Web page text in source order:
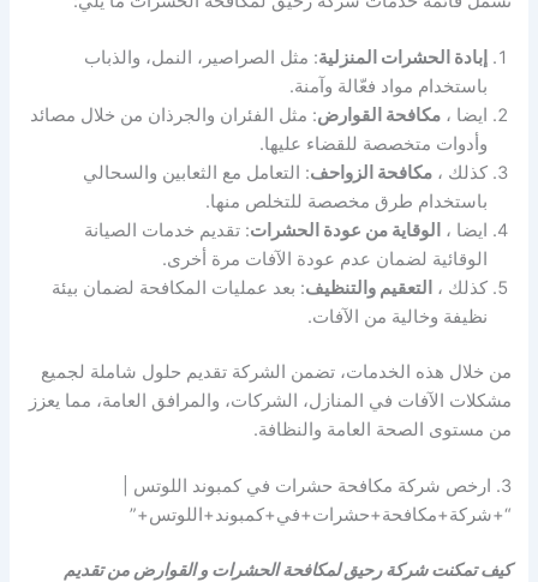
إبادة الحشرات المنزلية: مثل الصراصير، النمل، والذباب
باستخدام مواد فعّالة وآمنة.
ايضا ،مكافحة القوارض: مثل الفئران والجرذان من خلال مصائد
وأدوات متخصصة للقضاء عليها.
كذلك ،مكافحة الزواحف: التعامل مع الثعابين والسحالي
باستخدام طرق مخصصة للتخلص منها.
ايضا ، الوقاية من عودة الحشرات: تقديم خدمات الصيانة
الوقائية لضمان عدم عودة الآفات مرة أخرى.
كذلك ، التعقيم والتنظيف: بعد عمليات المكافحة لضمان بيئة
نظيفة وخالية من الآفات.
من خلال هذه الخدمات، تضمن الشركة تقديم حلول شاملة لجميع
مشكلات الآفات في المنازل، الشركات، والمرافق العامة، مما يعزز
من مستوى الصحة العامة والنظافة.
3. ارخص شركة مكافحة حشرات في كمبوند اللوتس |
“+شركة+مكافحة+حشرات+في+كمبوند+اللوتس+”
كيف تمكنت شركة رحيق لمكافحة الحشرات و القوارض من تقديم